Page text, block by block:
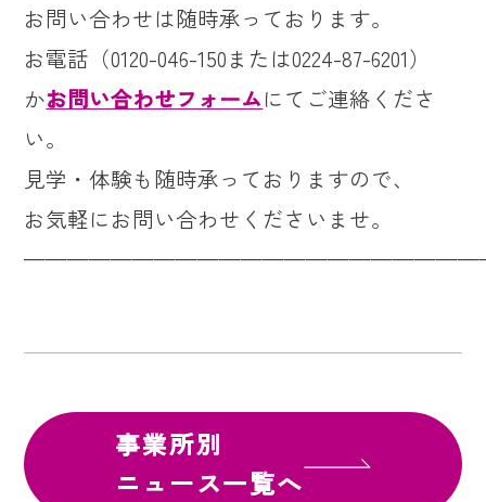
お問い合わせは随時承っております。
お電話（0120-046-150または0224-87-6201）
かお問い合わせフォームにてご連絡くださ
い。
見学・体験も随時承っておりますので、
お気軽にお問い合わせくださいませ。
事業所別
ニュース一覧へ